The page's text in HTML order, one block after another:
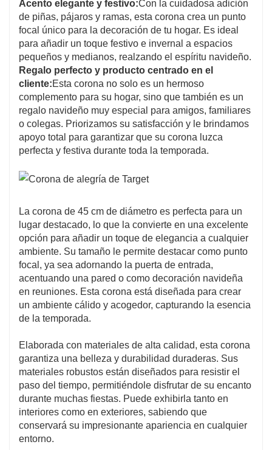
Acento elegante y festivo:Con la cuidadosa adición
de piñas, pájaros y ramas, esta corona crea un punto
focal único para la decoración de tu hogar. Es ideal
para añadir un toque festivo e invernal a espacios
pequeños y medianos, realzando el espíritu navideño.
Regalo perfecto y producto centrado en el
cliente:Esta corona no solo es un hermoso
complemento para su hogar, sino que también es un
regalo navideño muy especial para amigos, familiares
o colegas. Priorizamos su satisfacción y le brindamos
apoyo total para garantizar que su corona luzca
perfecta y festiva durante toda la temporada.
La corona de 45 cm de diámetro es perfecta para un
lugar destacado, lo que la convierte en una excelente
opción para añadir un toque de elegancia a cualquier
ambiente. Su tamaño le permite destacar como punto
focal, ya sea adornando la puerta de entrada,
acentuando una pared o como decoración navideña
en reuniones. Esta corona está diseñada para crear
un ambiente cálido y acogedor, capturando la esencia
de la temporada.
Elaborada con materiales de alta calidad, esta corona
garantiza una belleza y durabilidad duraderas. Sus
materiales robustos están diseñados para resistir el
paso del tiempo, permitiéndole disfrutar de su encanto
durante muchas fiestas. Puede exhibirla tanto en
interiores como en exteriores, sabiendo que
conservará su impresionante apariencia en cualquier
entorno.